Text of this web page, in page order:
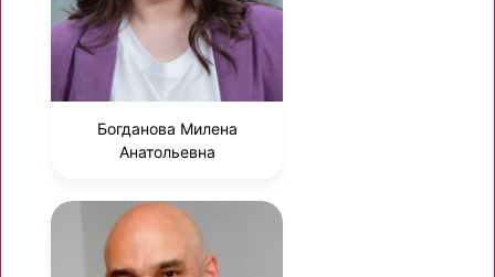
Богданова Милена
Анатольевна